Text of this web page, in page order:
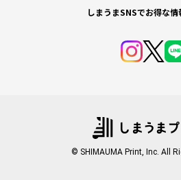
しまうまSNSでお得な情
© SHIMAUMA Print, Inc. All